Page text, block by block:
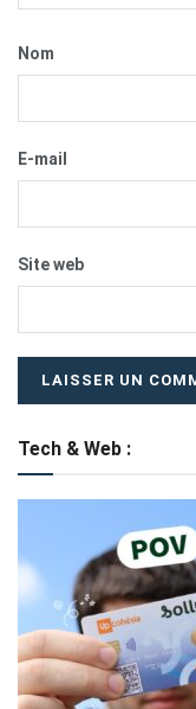
Nom
E-mail
Site web
Tech & Web :